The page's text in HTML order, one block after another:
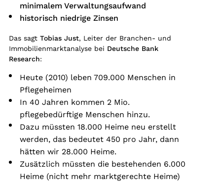
minimalem Verwaltungsaufwand
historisch niedrige Zinsen
Das sagt Tobias Just, Leiter der Branchen- und
Immobilienmarktanalyse bei Deutsche Bank
Research:
Heute (2010) leben 709.000 Menschen in
Pflegeheimen
In 40 Jahren kommen 2 Mio.
pflegebedürftige Menschen hinzu.
Dazu müssten 18.000 Heime neu erstellt
werden, das bedeutet 450 pro Jahr, dann
hätten wir 28.000 Heime.
Zusätzlich müssten die bestehenden 6.000
Heime (nicht mehr marktgerechte Heime)